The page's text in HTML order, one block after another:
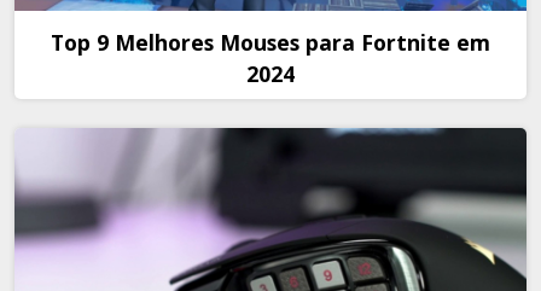
Top 9 Melhores Mouses para Fortnite em
2024